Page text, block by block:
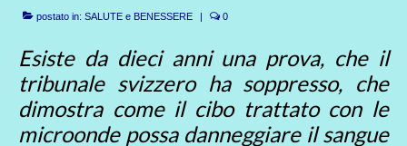
postato in: SALUTE e BENESSERE | 0
Esiste da dieci anni una prova, che il
tribunale svizzero ha soppresso, che
dimostra come il cibo trattato con le
microonde possa danneggiare il sangue